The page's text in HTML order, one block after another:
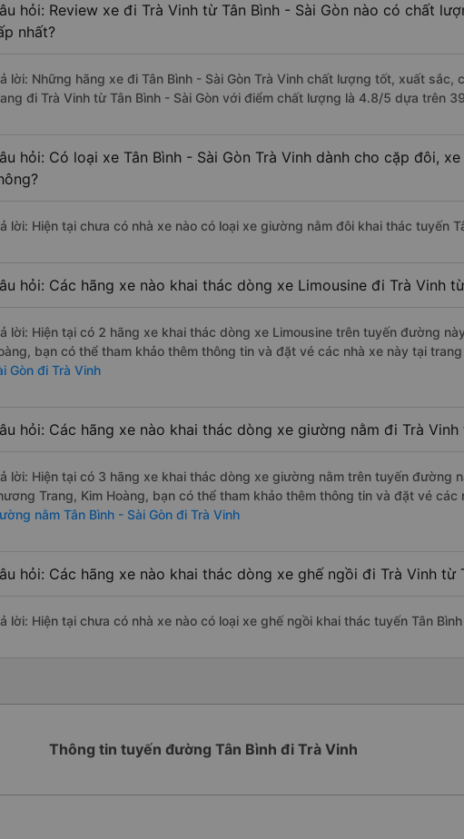
hỏi: Review xe đi Trà Vinh từ Tân Bình - Sài Gòn nào có chất
nhất?
lời: Những hãng xe đi Tân Bình - Sài Gòn Trà Vinh chất lượng tốt, xuất sắc,
đi Trà Vinh từ Tân Bình - Sài Gòn với điểm chất lượng là 4.8/5 dựa trên
hỏi: Có loại xe Tân Bình - Sài Gòn Trà Vinh dành cho cặp đôi,
lời: Hiện tại chưa có nhà xe nào có loại xe giường nằm đôi khai thác tuyến
hỏi: Các hãng xe nào khai thác dòng xe Limousine đi Trà Vinh
lời: Hiện tại có 2 hãng xe khai thác dòng xe Limousine trên tuyến đường
bạn có thể tham khảo thêm thông tin và đặt vé các nhà xe này tại trang
Gòn đi Trà Vinh
hỏi: Các hãng xe nào khai thác dòng xe giường nằm đi Trà Vinh
lời: Hiện tại có 3 hãng xe khai thác dòng xe giường nằm trên tuyến đường
Trang, Kim Hoàng, bạn có thể tham khảo thêm thông tin và đặt vé các
nằm Tân Bình - Sài Gòn đi Trà Vinh
hỏi: Các hãng xe nào khai thác dòng xe ghế ngồi đi Trà Vinh từ
lời: Hiện tại chưa có nhà xe nào có loại xe ghế ngồi khai thác tuyến Tân
Thông tin tuyến đường Tân Bình đi Trà Vinh